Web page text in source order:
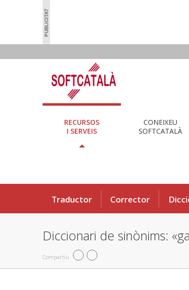
RECURSOS
I SERVEIS
CONEIXEU
SOFTCATALÀ
Traductor Corrector
Diccionari de sinònims:
Compartiu